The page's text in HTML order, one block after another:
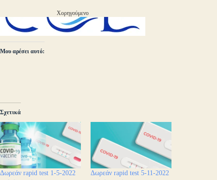
Χορηγούμενο
Μου αρέσει αυτό:
Σχετικά
Δωρεάν rapid test 1-5-2022
Δωρεάν rapid test 5-11-2022